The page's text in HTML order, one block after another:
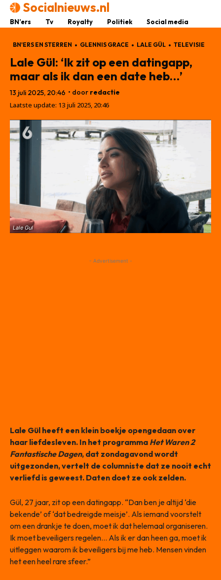
Socialnieuws.nl
BN’ers Tv Royalty Politiek Social media
BN'ERS EN STERREN GLENNIS GRACE LALE GÜL TELEVISIE
Lale Gül: ‘Ik zit op een datingapp,
maar als ik dan een date heb…’
13 juli 2025, 20:46 • door redactie
Laatste update: 13 juli 2025, 20:46
Lale Gul
- Advertisement -
Lale Gül heeft een klein boekje opengedaan over
haar liefdesleven. In het programma Het Waren 2
Fantastische Dagen, dat zondagavond wordt
uitgezonden, vertelt de columniste dat ze nooit echt
verliefd is geweest. Daten doet ze ook zelden.
Gül, 27 jaar, zit op een datingapp. “Dan ben je altijd ‘die
bekende’ of ‘dat bedreigde meisje’. Als iemand voorstelt
om een drankje te doen, moet ik dat helemaal organiseren.
Ik moet beveiligers regelen… Als ik er dan heen ga, moet ik
uitleggen waarom ik beveiligers bij me heb. Mensen vinden
het een heel rare sfeer.”